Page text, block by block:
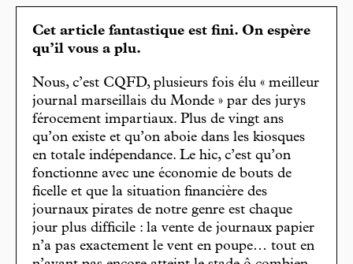
Cet article fantastique est fini. On espère
qu’il vous a plu.
Nous, c’est CQFD, plusieurs fois élu « meilleur
journal marseillais du Monde » par des jurys
férocement impartiaux. Plus de vingt ans
qu’on existe et qu’on aboie dans les kiosques
en totale indépendance. Le hic, c’est qu’on
fonctionne avec une économie de bouts de
ficelle et que la situation financière des
journaux pirates de notre genre est chaque
jour plus difficile : la vente de journaux papier
n’a pas exactement le vent en poupe… tout en